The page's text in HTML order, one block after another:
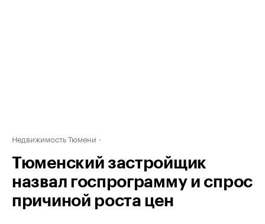
Недвижимость Тюмени
Тюменский застройщик
назвал госпрограмму и спрос
причиной роста цен